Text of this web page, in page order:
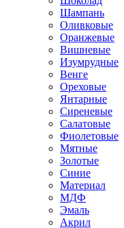
Шампань
Оливковые
Оранжевые
Вишневые
Изумрудные
Венге
Ореховые
Янтарные
Сиреневые
Салатовые
Фиолетовые
Мятные
Золотые
Синие
Материал
МДФ
Эмаль
Акрил